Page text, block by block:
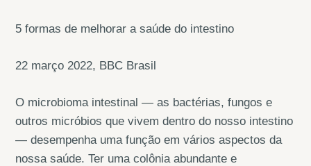
5 formas de melhorar a saúde do intestino
22 março 2022, BBC Brasil
O microbioma intestinal — as bactérias, fungos e
outros micróbios que vivem dentro do nosso intestino
— desempenha uma função em vários aspectos da
nossa saúde. Ter uma colônia abundante e